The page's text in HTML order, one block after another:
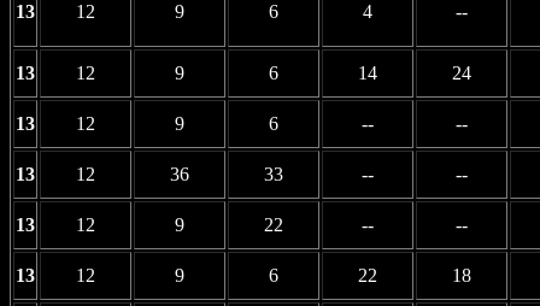
13 12 9 6 4 --
13 12 9 6 14 24
13 12 9 6 -- --
13 12 36 33 -- --
13 12 9 22 -- --
13 12 9 6 22
18